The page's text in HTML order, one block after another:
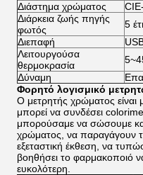
Διάστημα χρώματος
Διάρκεια ζωής πηγής
φωτός
5
Διεπαφή
Λειτουργούσα
θερμοκρασία
Δύναμη
Φορητό λογισμικό
Ο μετρητής χρώματος
μπορεί να συνδέσει
μπορούσαμε να σώσουμε και
χρώματος, να παραγάγουν
εξεταστική έκθεση, να
βοηθήσει το φαρμακοποιό
ευκολότερη.